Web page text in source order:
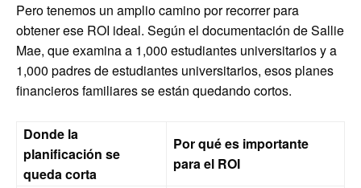
Pero tenemos un amplio camino por recorrer para
obtener ese ROI ideal. Según el documentación de Sallie
Mae, que examina a 1,000 estudiantes universitarios y a
1,000 padres de estudiantes universitarios, esos planes
financieros familiares se están quedando cortos.
Donde la
planificación se
queda corta
Por qué es importante
para el ROI